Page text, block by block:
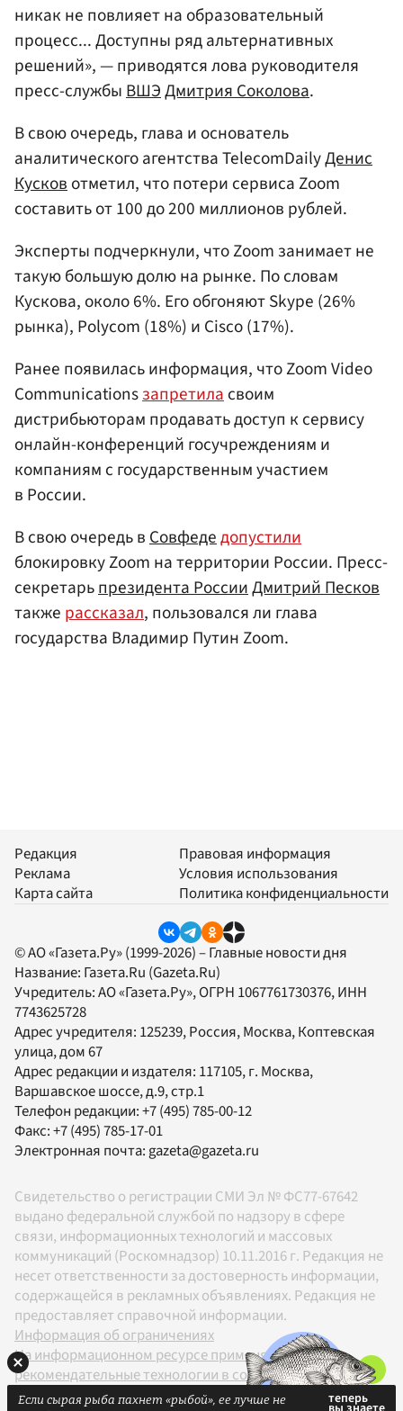
никак не повлияет на образовательный
процесс... Доступны ряд альтернативных
решений», — приводятся лова руководителя
пресс-службы ВШЭДмитрия Соколова.
В свою очередь, глава и основатель
аналитического агентства TelecomDailyДенис
Кусковотметил, что потери сервиса Zoom
составить от 100 до 200 миллионов рублей.
Эксперты подчеркнули, что Zoom занимает не
такую большую долю на рынке. По словам
Кускова, около 6%. Его обгоняют Skype (26%
рынка), Polycom (18%) и Cisco (17%).
Ранее появилась информация, что Zoom Video
Communicationsзапретиласвоим
дистрибьюторам продавать доступ к сервису
онлайн-конференций госучреждениям и
компаниям с государственным участием
в России.
В свою очередь вСовфедедопустили
блокировку Zoom на территории России. Пресс-
секретарьпрезидента РоссииДмитрий Песков
также рассказал, пользовался ли глава
государства Владимир Путин Zoom.
Редакция
Реклама
Карта сайта
Правовая информация
Условия использования
Политика конфиденциальности
© АО «Газета.Ру» (1999-2026) – Главные новости дня
Название: Газета.Ru (Gazeta.Ru)
Учредитель:АО «Газета.Ру», ОГРН 1067761730376, ИНН
7743625728
Адрес учредителя: 125239, Россия, Москва, Коптевская
улица, дом 67
Адрес редакции и издателя: 117105, г. Москва,
Варшавское шоссе, д.9, стр.1
Телефон редакции:+7 (495) 785-00-12
Факс:+7 (495) 785-17-01
Электронная почта: gazeta@gazeta.ru
Свидетельство о регистрации СМИ Эл № ФС77-67642
выдано федеральной службой по надзору в сфере
связи, информационных технологий и массовых
коммуникаций (Роскомнадзор) 10.11.2016 г. Редакция не
несет ответственности за достоверность информации,
содержащейся в рекламных объявлениях. Редакция не
предоставляет справочной информации.
Информация об ограничениях
На информационном ресурсе применяются
рекомендательные технологии в соответствии с
Правилами
Если сырая рыба пахнет «рыбой», ее лучше не